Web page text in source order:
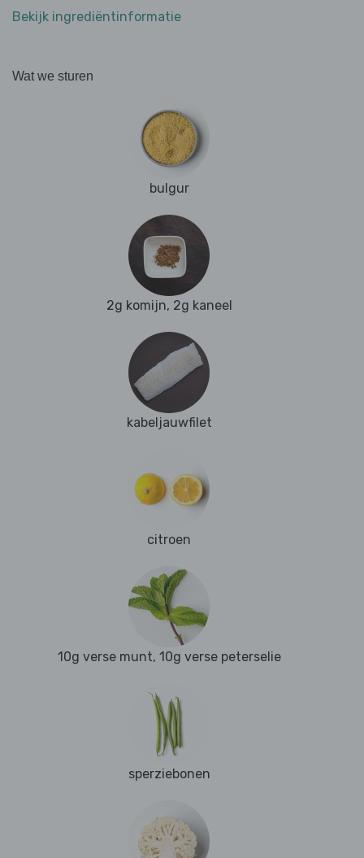
Bekijk ingrediëntinformatie
Wat we sturen
bulgur
2g komijn, 2g kaneel
kabeljauwfilet
citroen
10g verse munt, 10g verse peterselie
sperziebonen